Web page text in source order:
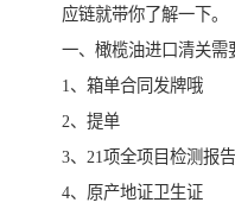
应链就带你了解一下。
一、橄榄油进口清关需
1、箱单合同发牌哦
2、提单
3、21项全项目检测报告
4、原产地证卫生证